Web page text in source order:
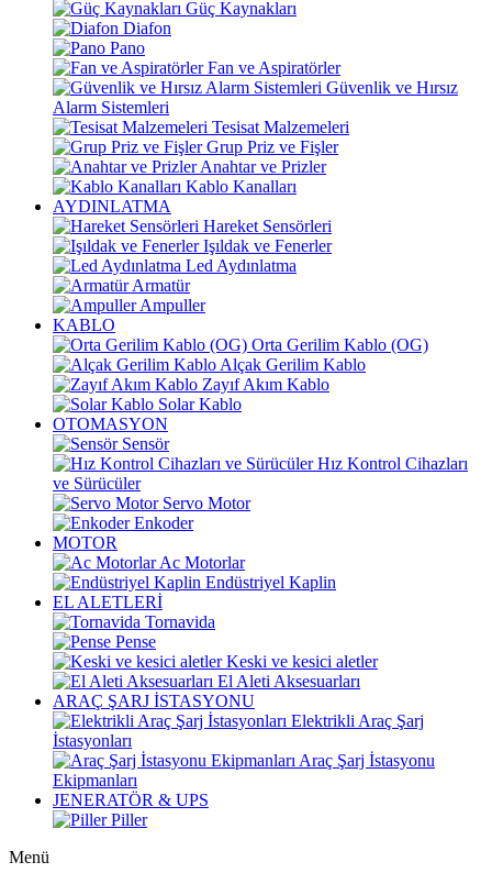
Güç Kaynakları
Diafon
Pano
Fan ve Aspiratörler
Güvenlik ve Hırsız
Alarm Sistemleri
Tesisat Malzemeleri
Grup Priz ve Fişler
Anahtar ve Prizler
Kablo Kanalları
AYDINLATMA
Hareket Sensörleri
Işıldak ve Fenerler
Led Aydınlatma
Armatür
Ampuller
KABLO
Orta Gerilim Kablo (OG)
Alçak Gerilim Kablo
Zayıf Akım Kablo
Solar Kablo
OTOMASYON
Sensör
Hız Kontrol Cihazları
ve Sürücüler
Servo Motor
Enkoder
MOTOR
Ac Motorlar
Endüstriyel Kaplin
EL ALETLERİ
Tornavida
Pense
Keski ve kesici aletler
El Aleti Aksesuarları
ARAÇ ŞARJ İSTASYONU
Elektrikli Araç Şarj
İstasyonları
Araç Şarj İstasyonu
Ekipmanları
JENERATÖR & UPS
Piller
Menü